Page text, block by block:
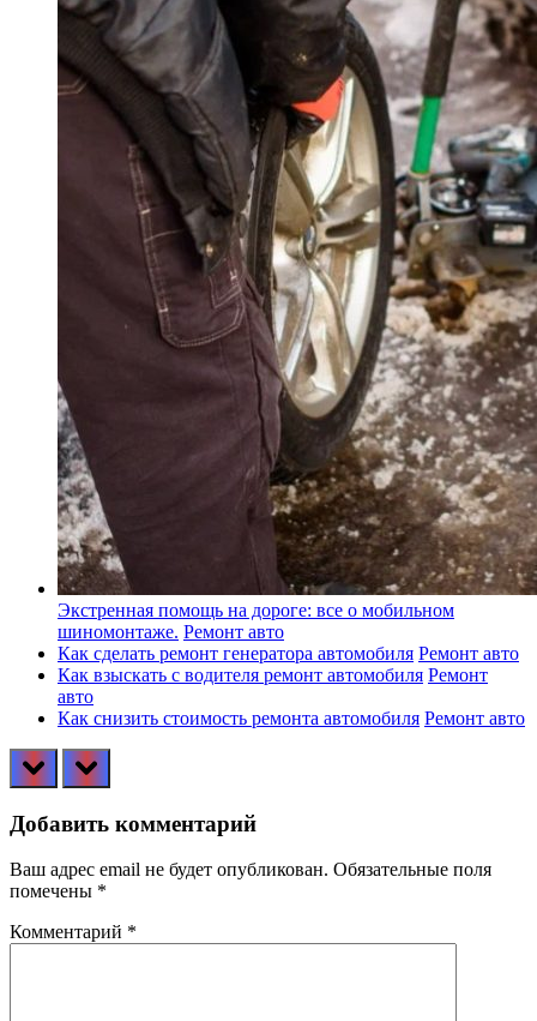
Экстренная помощь на дороге: все о мобильном
шиномонтаже. Ремонт авто
Как сделать ремонт генератора автомобиля Ремонт авто
Как взыскать с водителя ремонт автомобиля Ремонт
авто
Как снизить стоимость ремонта автомобиля Ремонт авто
prev next
Добавить комментарий
Ваш адрес email не будет опубликован. Обязательные поля
помечены *
Комментарий *